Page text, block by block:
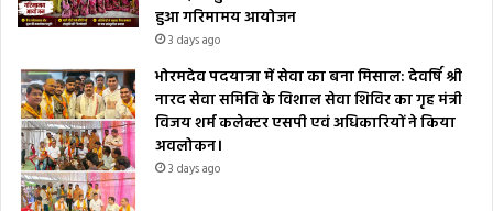
हुआ गरिमामय आयोजन
3 days ago
भोरमदेव पदयात्रा में सेवा का बना मिसाल: देवर्षि श्री
नारद सेवा समिति के विशाल सेवा शिविर का गृह मंत्री
विजय शर्म कलेक्टर एसपी एवं अधिकारियों ने किया
अवलोकन।
3 days ago